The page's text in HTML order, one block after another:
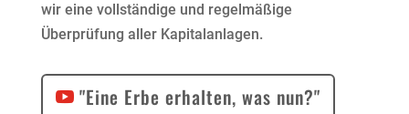
wir eine vollständige und regelmäßige
Überprüfung aller Kapitalanlagen.
"Eine Erbe erhalten, was nun?"